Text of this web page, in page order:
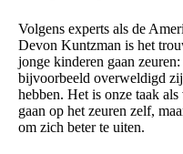
Volgens experts als de
Devon Kuntzman is het
jonge kinderen gaan
bijvoorbeeld overweldigd
hebben. Het is onze taak
gaan op het zeuren zelf,
om zich beter te uiten.